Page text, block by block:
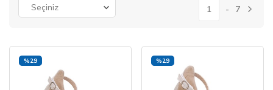
1 7
%29 %29